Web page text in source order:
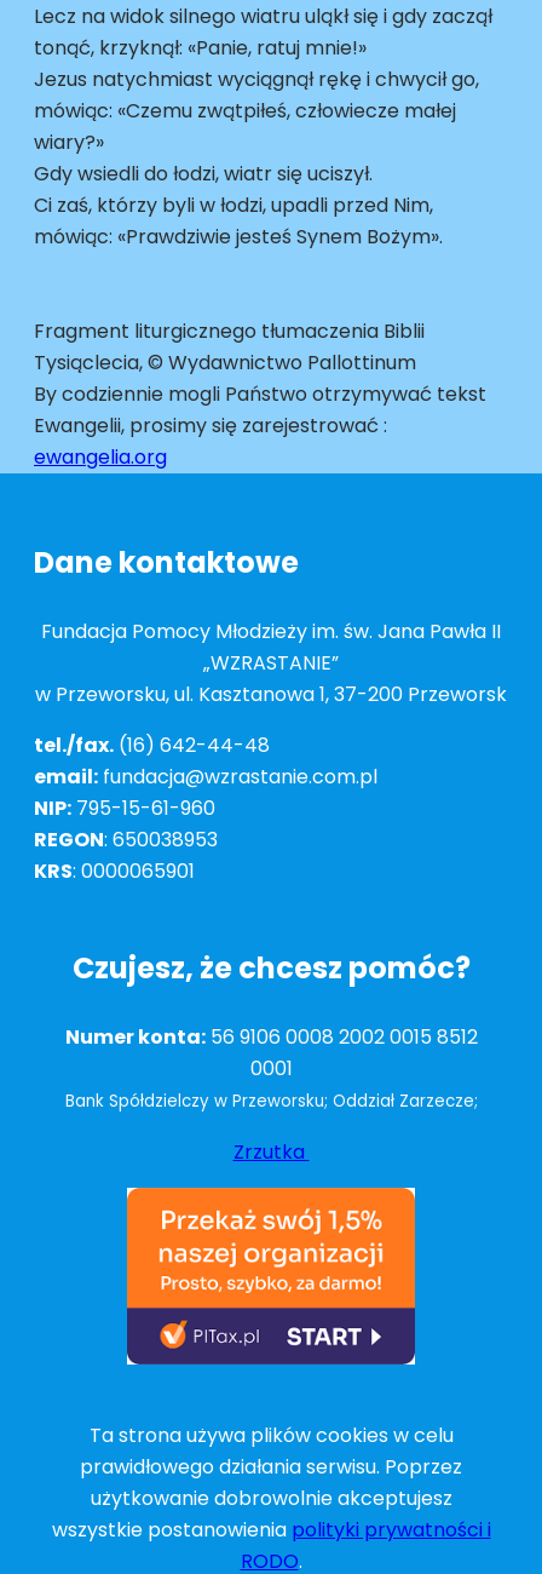
Lecz na widok silnego wiatru uląkł się i gdy zaczął
tonąć, krzyknął: «Panie, ratuj mnie!»
Jezus natychmiast wyciągnął rękę i chwycił go,
mówiąc: «Czemu zwątpiłeś, człowiecze małej
wiary?»
Gdy wsiedli do łodzi, wiatr się uciszył.
Ci zaś, którzy byli w łodzi, upadli przed Nim,
mówiąc: «Prawdziwie jesteś Synem Bożym».
Fragment liturgicznego tłumaczenia Biblii
Tysiąclecia, © Wydawnictwo Pallottinum
By codziennie mogli Państwo otrzymywać tekst
Ewangelii, prosimy się zarejestrować :
ewangelia.org
Dane kontaktowe
Fundacja Pomocy Młodzieży im. św. Jana Pawła II
„WZRASTANIE”
w Przeworsku, ul. Kasztanowa 1, 37-200 Przeworsk
tel./fax. (16) 642-44-48
email: fundacja@wzrastanie.com.pl
NIP: 795-15-61-960
REGON: 650038953
KRS: 0000065901
Czujesz, że chcesz pomóc?
Numer konta:56 9106 0008 2002 0015 8512
0001
Bank Spółdzielczy w Przeworsku; Oddział Zarzecze;
Zrzutka
Ta strona używa plików cookies w celu
prawidłowego działania serwisu. Poprzez
użytkowanie dobrowolnie akceptujesz
wszystkie postanowienia polityki prywatności i
RODO.